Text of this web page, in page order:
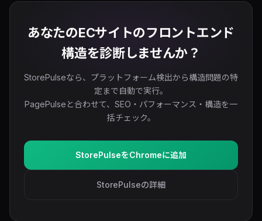
あなたのECサイトのフロントエンド
構造を診断しませんか？
StorePulseなら、プラットフォーム検出から構造問題の特
定まで自動で実行。
PagePulseと合わせて、SEO・パフォーマンス・構造を一
括チェック。
StorePulseをChromeに追加
StorePulseの詳細